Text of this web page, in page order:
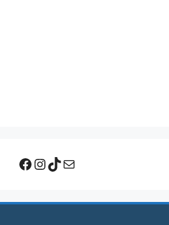
Facebook
Instagram
TikTok
Mail